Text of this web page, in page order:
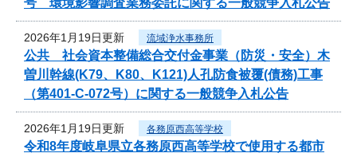
2026年1月19日更新 流域浄水事務所
公共 社会資本整備総合交付金事業（防災・安全）木
曽川幹線(K79、K80、K121)人孔防食被覆(債務)工事
（第401-C-072号）に関する一般競争入札公告
2026年1月19日更新 各務原西高等学校
令和8年度岐阜県立各務原西高等学校で使用する都市